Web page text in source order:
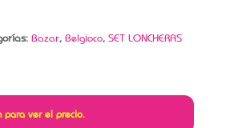
Bazar, Belgioco, SET LONCHERAS
para ver el precio.